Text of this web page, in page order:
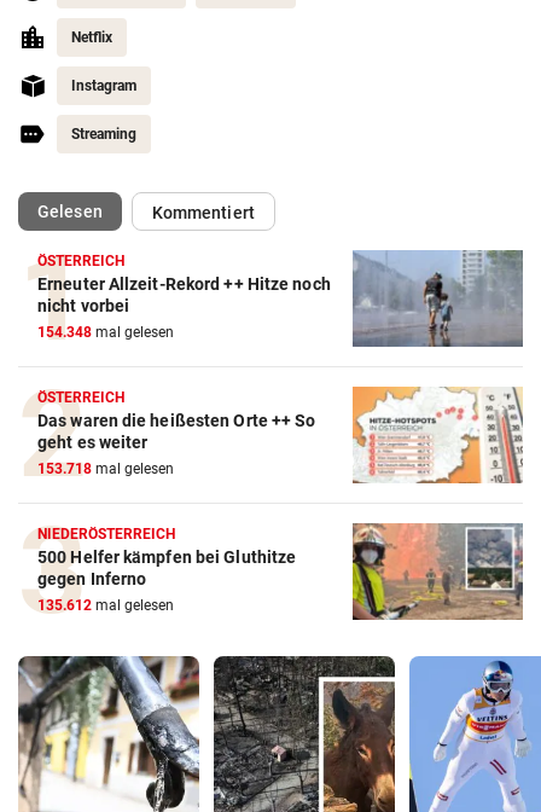
Netflix
Instagram
Streaming
Gelesen(ausgewählt)Kommentiert
ÖSTERREICH
Erneuter Allzeit-Rekord ++ Hitze noch
nicht vorbei
154.348 mal gelesen
ÖSTERREICH
Das waren die heißesten Orte ++ So
geht es weiter
153.718 mal gelesen
NIEDERÖSTERREICH
500 Helfer kämpfen bei Gluthitze
gegen Inferno
135.612 mal gelesen